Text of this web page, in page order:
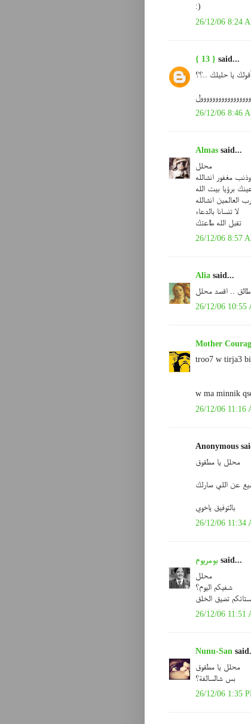
:)
26/12/06 8:24
{ 13 } said...
يا حليلك ..؟؟
26/12/06 8:46
Almas said...
محلل
مغفور انشالله
برؤيا بيت الله
العالمين انشالله
لا تنسانا بالدعاء
تقبل الله طاعتك
26/12/06 8:57
Alia said...
.. اقصد محلل
26/12/06 10:55
Mother
troo7 w tirja3
w ma minnik
26/12/06 11:16
Anonymous
محلل يا مطقوق
عن اللي صارلك
بالتوفيق ياخوي
26/12/06 11:34
بومريوم said...
محلل
شفيكم اليوم؟
تضيق الخلق
26/12/06 11:51
Nunu-San
محلل يا مطقوق
بس شالسالفة؟
26/12/06 1:35